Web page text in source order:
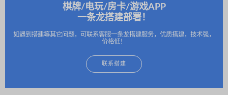
棋牌/电玩/房卡/游戏APP
一条龙搭建部署！
如遇到搭建等其它问题，可联系客服一条龙搭建服务，优质搭建，技术强，
价格低！
联系搭建